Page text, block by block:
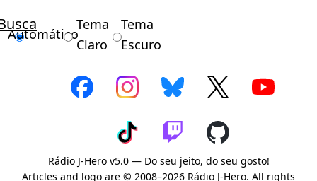
Automático
Tema
Claro
Tema
Escuro
Rádio J-Hero v5.0 — Do seu jeito, do seu gosto!
Articles and logo are © 2008–2026 Rádio J-Hero. All rights